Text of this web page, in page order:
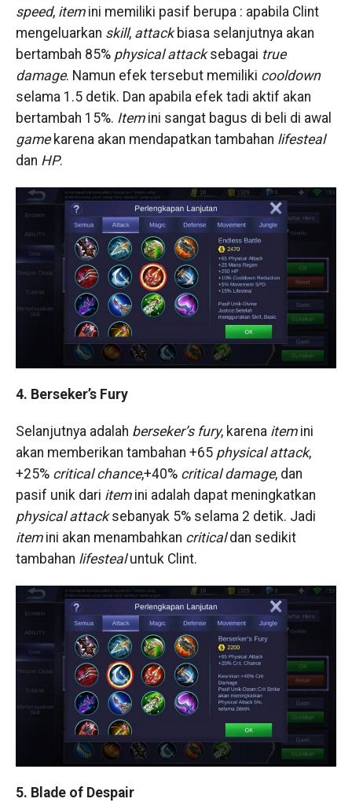
speed, itemini memiliki pasif berupa : apabila Clint
mengeluarkan skill, attackbiasa selanjutnya akan
bertambah 85% physical attacksebagai true
damage. Namun efek tersebut memiliki cooldown
selama 1.5 detik. Dan apabila efek tadi aktif akan
bertambah 15%. Itemini sangat bagus di beli di awal
gamekarena akan mendapatkan tambahan lifesteal
dan HP.
4. Berseker’s Fury
Selanjutnya adalah berseker’s fury, karena itemini
akan memberikan tambahan +65 physical attack,
+25% critical chance,+40% critical damage, dan
pasif unik dari itemini adalah dapat meningkatkan
physical attacksebanyak 5% selama 2 detik. Jadi
itemini akan menambahkan criticaldan sedikit
tambahan lifestealuntuk Clint.
5. Blade of Despair